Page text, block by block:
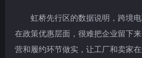
虹桥先行区的数据说明，跨境
在政策优惠层面，很难把企业留下
营和履约环节做实，让工厂和卖家